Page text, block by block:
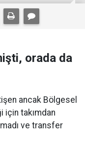
orada da
ancak Bölgesel
için takımdan
ve transfer